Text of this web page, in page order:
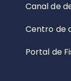
Canal de
Centro de
Portal de